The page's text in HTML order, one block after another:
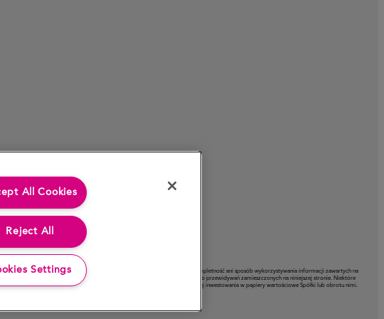
aktualizacji strony, Spółka nie ponosi odpowiedzialności za rzetelność, kompletność ani sposób wykorzystywania informacji zawartych na
wyniki i wydarzenia mogą w istotny sposób różnić się od prognoz, opinii lub przewidywań zamieszczonych na niniejszej stronie. Niektóre
zamieszczonych na tej stronie nie stanowi propozycji ani oferty dotyczącej inwestowania w papiery wartościowe Spółki lub obrotu nimi.
All Cookies
Reject All
Settings